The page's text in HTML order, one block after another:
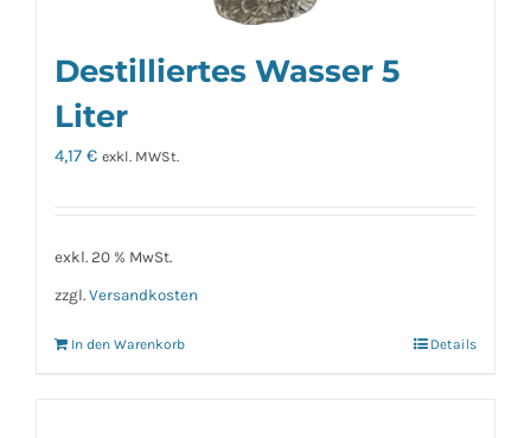
Destilliertes Wasser 5
Liter
4,17 € exkl. MWSt.
exkl. 20 % MwSt.
zzgl. Versandkosten
In den Warenkorb Details